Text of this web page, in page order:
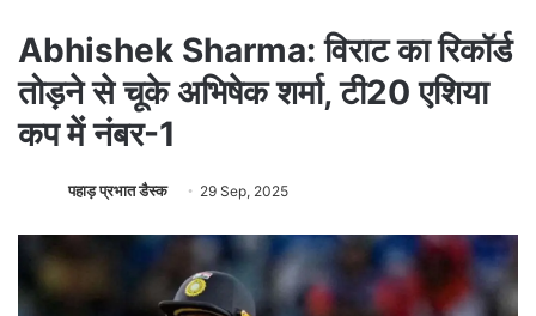
Abhishek Sharma: विराट का रिकॉर्ड
तोड़ने से चूके अभिषेक शर्मा, टी20 एशिया
कप में नंबर-1
पहाड़ प्रभात डैस्क 29 Sep, 2025